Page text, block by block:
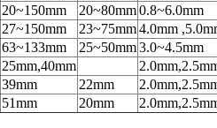
20~150mm 20~80mm0.8~6.0mm
27~150mm 23~75mm4.0mm
63~133mm 25~50mm3.0~4.5mm
25mm,40mm
39mm 22mm
51mm 20mm